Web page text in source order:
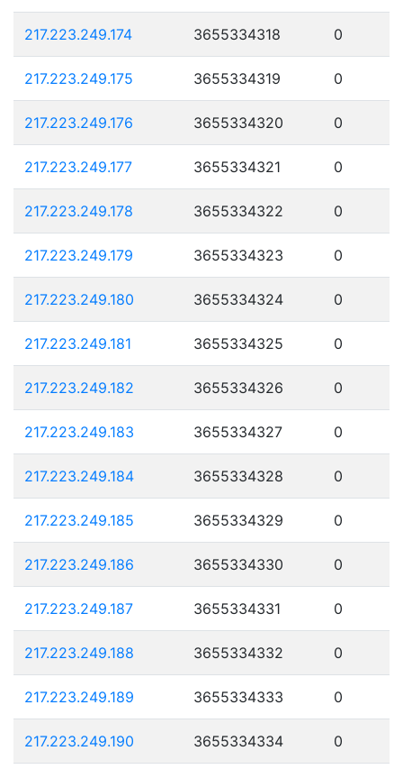
217.223.249.174 3655334318 0
217.223.249.175 3655334319 0
217.223.249.176 3655334320 0
217.223.249.177 3655334321 0
217.223.249.178 3655334322 0
217.223.249.179 3655334323 0
217.223.249.180 3655334324 0
217.223.249.181 3655334325 0
217.223.249.182 3655334326 0
217.223.249.183 3655334327 0
217.223.249.184 3655334328 0
217.223.249.185 3655334329 0
217.223.249.186 3655334330 0
217.223.249.187 3655334331 0
217.223.249.188 3655334332 0
217.223.249.189 3655334333 0
217.223.249.190 3655334334 0